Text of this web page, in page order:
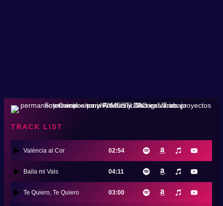
TRACK LIST
València al Cor 02:54
Baila mi Vals 04:11
Te Quiero, Te Quiero 03:00